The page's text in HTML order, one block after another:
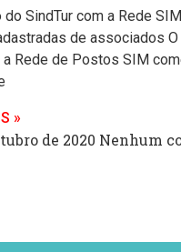
do SindTur com a Rede
de associados
a Rede de Postos SIM
»
de 2020 Nenhum